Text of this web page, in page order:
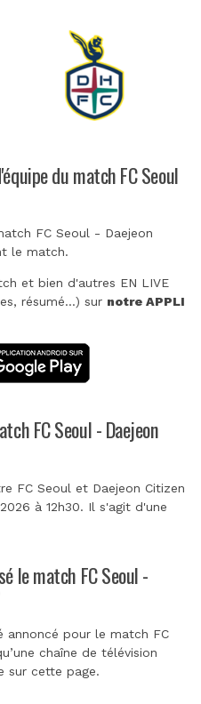
du match FC Seoul
FC Seoul - Daejeon
le match.
et bien d'autres EN LIVE
résumé...) sur notre APPLI
FC Seoul - Daejeon
FC Seoul et Daejeon Citizen
à 12h30. Il s'agit d'une
le match FC Seoul -
annoncé pour le match FC
chaîne de télévision
sur cette page.